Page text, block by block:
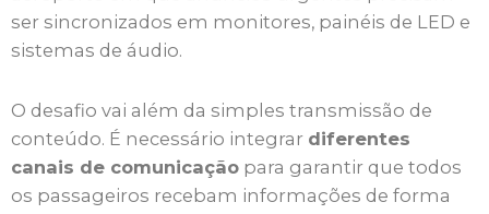
ser sincronizados em monitores, painéis de LED e
sistemas de áudio.
O desafio vai além da simples transmissão de
conteúdo. É necessário integrar diferentes
canais de comunicação para garantir que todos
os passageiros recebam informações de forma